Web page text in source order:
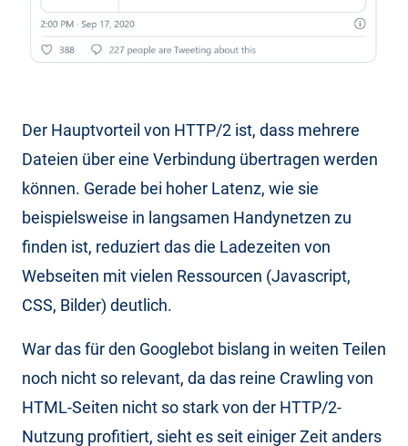
Der Hauptvorteil von HTTP/2 ist, dass mehrere
Dateien über eine Verbindung übertragen werden
können. Gerade bei hoher Latenz, wie sie
beispielsweise in langsamen Handynetzen zu
finden ist, reduziert das die Ladezeiten von
Webseiten mit vielen Ressourcen (Javascript,
CSS, Bilder) deutlich.
War das für den Googlebot bislang in weiten Teilen
noch nicht so relevant, da das reine Crawling von
HTML-Seiten nicht so stark von der HTTP/2-
Nutzung profitiert, sieht es seit einiger Zeit anders